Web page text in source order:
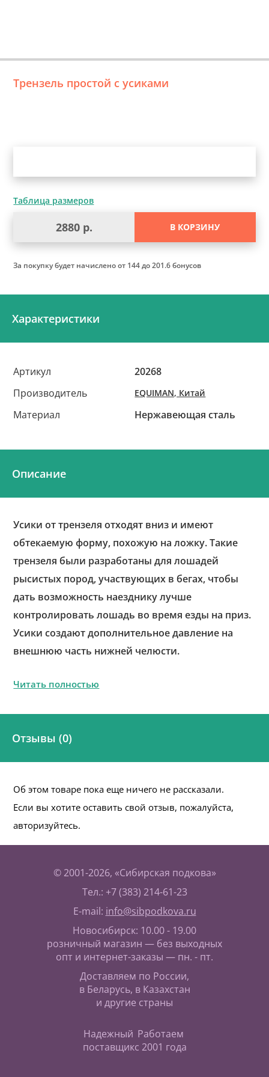
Трензель простой с усиками
Таблица размеров
2880 р. В КОРЗИНУ
За покупку будет начисленоот 144 до 201.6 бонусов
Характеристики
Артикул
20268
Производитель
EQUIMAN, Китай
Материал Нержавеющая сталь
Описание
Усики от трензеля отходят вниз и имеют
обтекаемую форму, похожую на ложку. Такие
трензеля были разработаны для лошадей
рысистых пород, участвующих в бегах, чтобы
дать возможность наезднику лучше
контролировать лошадь во время езды на приз.
Усики создают дополнительное давление на
внешнюю часть нижней челюсти.
Читать полностью
Отзывы (0)
Об этом товаре пока еще ничего не рассказали.
Если вы хотите оставить свой отзыв, пожалуйста,
авторизуйтесь.
© 2001-2026, «Сибирская подкова»
Тел.: +7 (383) 214-61-23
E-mail: info@sibpodkova.ru
Новосибирск: 10.00 - 19.00
розничный магазин — без выходных
опт и интернет-заказы — пн. - пт.
Доставляем по России,
в Беларусь, в Казахстан
и другие страны
Надежный
поставщик
Работаем
с 2001 года